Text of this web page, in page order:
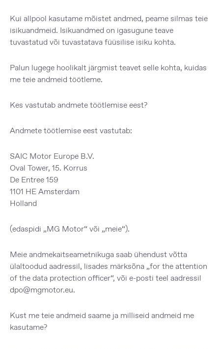
Kui allpool kasutame mõistet andmed, peame silmas teie
isikuandmeid. Isikuandmed on igasugune teave
tuvastatud või tuvastatava füüsilise isiku kohta.
Palun lugege hoolikalt järgmist teavet selle kohta, kuidas
me teie andmeid töötleme.
Kes vastutab andmete töötlemise eest?
Andmete töötlemise eest vastutab:
SAIC Motor Europe B.V.
Oval Tower, 15. Korrus
De Entree 159
1101 HE Amsterdam
Holland
(edaspidi „MG Motor“ või „meie“).
Meie andmekaitseametnikuga saab ühendust võtta
ülaltoodud aadressil, lisades märksõna „for the attention
of the data protection officer“, või e-posti teel aadressil
dpo@mgmotor.eu.
Kust me teie andmeid saame ja milliseid andmeid me
kasutame?